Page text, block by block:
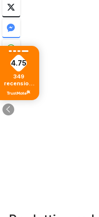
4.75
349
recensioni
di tutti i
tempi